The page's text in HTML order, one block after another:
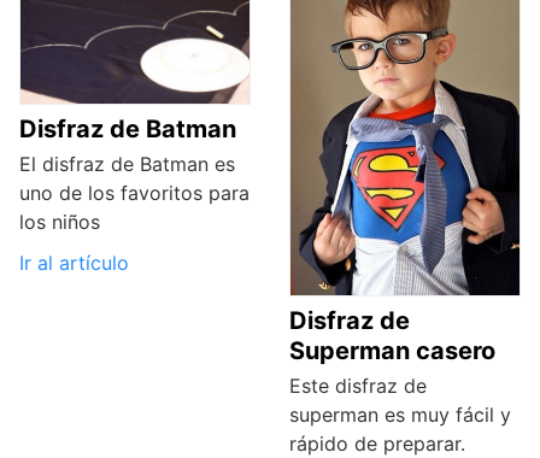
Disfraz de Batman
El disfraz de Batman es
uno de los favoritos para
los niños
Ir al artículo
Disfraz de
Superman casero
Este disfraz de
superman es muy fácil y
rápido de preparar.